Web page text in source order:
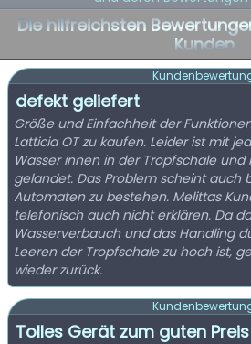
Die hilfreichsten
Kunden
defekt geliefert
Größe und Einfachheit der
Latticia OT zu kaufen. Leider ist mit
Wasser innen in der Tropfschale und
gelandet. Das Problem scheint auch
Automaten zu bestehen. Melittas
telefonisch auch nicht erklären. Da
Wasserverbauch und das Handling
Leeren der Tropfschale zu hoch ist,
wieder zurück.
Tolles Gerät zum guten Preis